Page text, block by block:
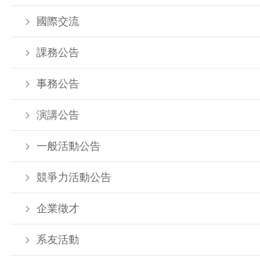
國際交流
課務公告
事務公告
演講公告
一般活動公告
競爭力活動公告
企業徵才
系友活動